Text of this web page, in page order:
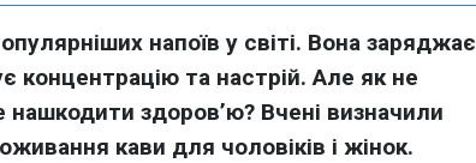
напоїв у світі. Вона заряджає
концентрацію та настрій. Але як не
здоров’ю? Вчені визначили
кави для чоловіків і жінок.